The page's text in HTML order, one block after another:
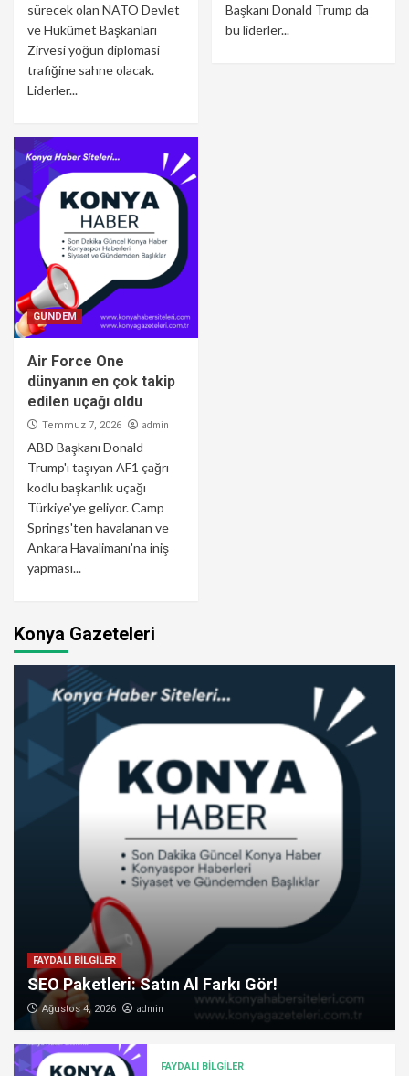
sürecek olan NATO Devlet
ve Hükûmet Başkanları
Zirvesi yoğun diplomasi
trafiğine sahne olacak.
Liderler...
Başkanı Donald Trump da
bu liderler...
GÜNDEM
Air Force One
dünyanın en çok takip
edilen uçağı oldu
Temmuz 7, 2026 admin
ABD Başkanı Donald
Trump'ı taşıyan AF1 çağrı
kodlu başkanlık uçağı
Türkiye'ye geliyor. Camp
Springs'ten havalanan ve
Ankara Havalimanı'na iniş
yapması...
Konya Gazeteleri
FAYDALI BİLGİLER
SEO Paketleri: Satın Al Farkı Gör!
Ağustos 4, 2026 admin
FAYDALI BİLGİLER